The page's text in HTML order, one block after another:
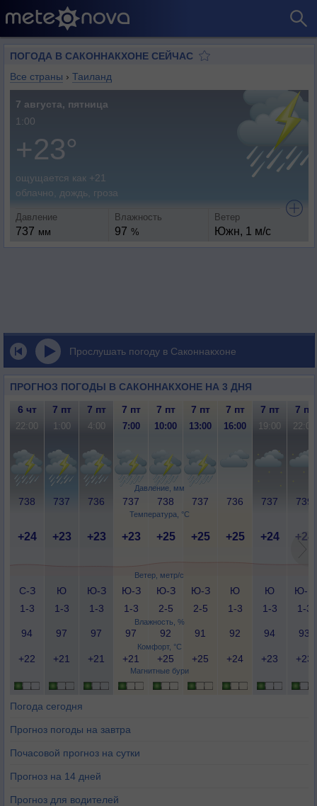
ПОГОДА В САКОННАКХОНЕ СЕЙЧАС
Все страны › Таиланд
7 августа, пятница
1:00
+23°
ощущается как +21
облачно, дождь, гроза
Давление
737 мм
Влажность
97 %
Ветер
Южн, 1 м/с
Прослушать погоду в Саконнакхоне
ПРОГНОЗ ПОГОДЫ В САКОННАКХОНЕ НА 3 ДНЯ
Давление, мм
Температура, °C
Ветер, метр/с
Влажность, %
Комфорт, °C
Магнитные бури
6 чт 7 пт 7 пт 7 пт 7 пт 7 пт 7 пт 7 пт 7 пт
22:00 1:00 4:00 7:00 10:00 13:00 16:00 19:00 22:00
738 737 736 737 738 737 736 737 739
+24 +23 +23 +23 +25 +25 +25 +24 +24
С-З
1-3
Ю
1-3
Ю-З
1-3
Ю-З
1-3
Ю-З
2-5
Ю-З
2-5
Ю
1-3
Ю
1-3
Ю-В
1-3
94 97 97 97 92 91 92 94 93
+22 +21 +21 +21 +25 +25 +24 +23 +23
Погода сегодня
Прогноз погоды на завтра
Почасовой прогноз на сутки
Прогноз на 14 дней
Прогноз для водителей